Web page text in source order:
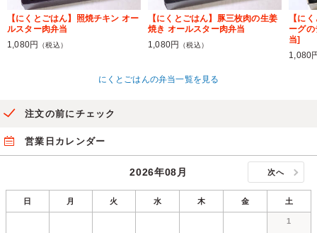
【にくとごはん】照焼チキン オー
ルスター肉弁当
1,080円
（税込）
【にくとごはん】豚三枚肉の生姜
焼き オールスター肉弁当
1,080円
（税込）
【に
ーグ
当]
1,080
にくとごはんの弁当一覧を見る
注文の前にチェック
営業日カレンダー
2026年08月 次へ
日 月 火 水 木 金 土
1